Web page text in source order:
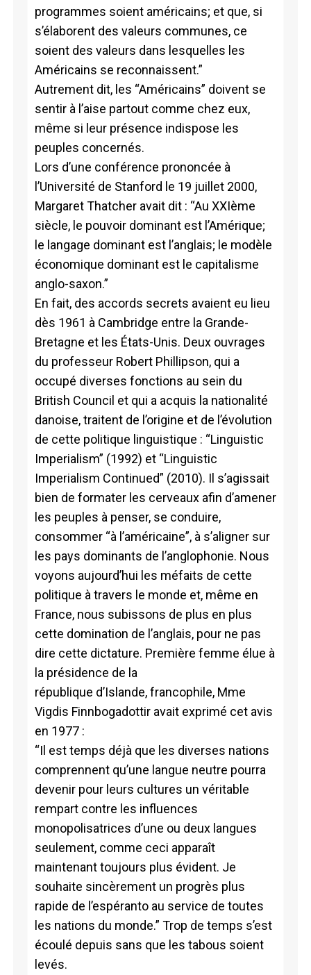
programmes soient américains; et que, si
s’élaborent des valeurs communes, ce
soient des valeurs dans lesquelles les
Américains se reconnaissent.”
Autrement dit, les “Américains” doivent se
sentir à l’aise partout comme chez eux,
même si leur présence indispose les
peuples concernés.
Lors d’une conférence prononcée à
l’Université de Stanford le 19 juillet 2000,
Margaret Thatcher avait dit : “Au XXIème
siècle, le pouvoir dominant est l’Amérique;
le langage dominant est l’anglais; le modèle
économique dominant est le capitalisme
anglo-saxon.”
En fait, des accords secrets avaient eu lieu
dès 1961 à Cambridge entre la Grande-
Bretagne et les États-Unis. Deux ouvrages
du professeur Robert Phillipson, qui a
occupé diverses fonctions au sein du
British Council et qui a acquis la nationalité
danoise, traitent de l’origine et de l’évolution
de cette politique linguistique : “Linguistic
Imperialism” (1992) et “Linguistic
Imperialism Continued” (2010). Il s’agissait
bien de formater les cerveaux afin d’amener
les peuples à penser, se conduire,
consommer “à l’américaine”, à s’aligner sur
les pays dominants de l’anglophonie. Nous
voyons aujourd’hui les méfaits de cette
politique à travers le monde et, même en
France, nous subissons de plus en plus
cette domination de l’anglais, pour ne pas
dire cette dictature. Première femme élue à
la présidence de la
république d’Islande, francophile, Mme
Vigdis Finnbogadottir avait exprimé cet avis
en 1977 :
“Il est temps déjà que les diverses nations
comprennent qu’une langue neutre pourra
devenir pour leurs cultures un véritable
rempart contre les influences
monopolisatrices d’une ou deux langues
seulement, comme ceci apparaît
maintenant toujours plus évident. Je
souhaite sincèrement un progrès plus
rapide de l’espéranto au service de toutes
les nations du monde.” Trop de temps s’est
écoulé depuis sans que les tabous soient
levés.